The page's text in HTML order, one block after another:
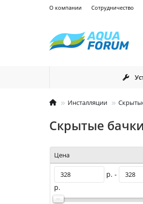
О компании Сотрудничество
Инсталляции
Скрытые
Цена
р. -
р.